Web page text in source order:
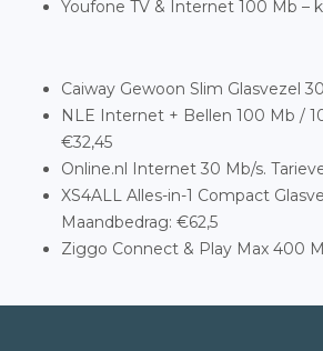
Youfone TV & Internet 100 Mb –
Caiway Gewoon Slim Glasvezel
NLE Internet + Bellen 100 Mb /
€32,45
Online.nl Internet 30 Mb/s.
XS4ALL Alles-in-1 Compact
Maandbedrag: €62,5
Ziggo Connect & Play Max 400